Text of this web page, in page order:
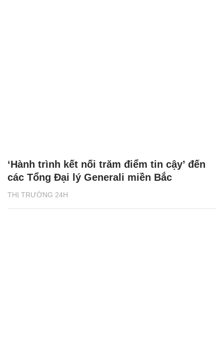
THỊ TRƯỜNG 24H
‘Hành trình kết nối trăm điểm tin cậy’ đến
các Tổng Đại lý Generali miền Bắc